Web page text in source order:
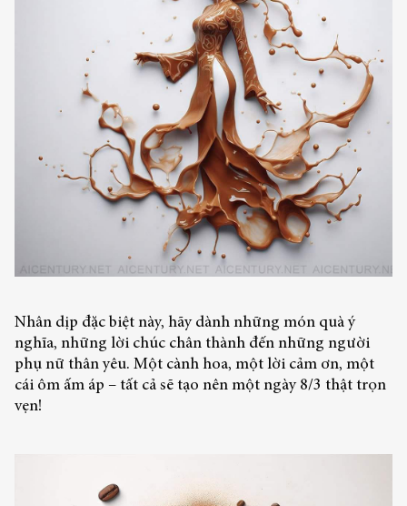
Nhân dịp đặc biệt này, hãy dành những món quà ý
nghĩa, những lời chúc chân thành đến những người
phụ nữ thân yêu. Một cành hoa, một lời cảm ơn, một
cái ôm ấm áp – tất cả sẽ tạo nên một ngày 8/3 thật trọn
vẹn!